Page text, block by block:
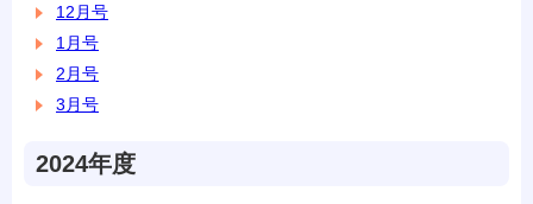
12月号
1月号
2月号
3月号
2024年度